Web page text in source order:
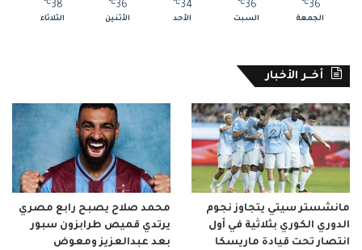
36
℃
الجمعة
36
℃
السبت
34
℃
الأحد
36
℃
الأثنين
38
℃
الثلاثاء
أخــر الأخبار
مانشستر سيتي يتجاوز نجوم
الدوري الكوري بثلاثية في أول
انتصار تحت قيادة ماريسكا
محمد صلاح يصبح رابع مصري
يرتدي قميص طرابزون سبور
بعد عبدالعزيز ومعوض